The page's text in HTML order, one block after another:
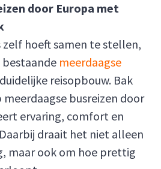
door Europa met
zelf hoeft samen te stellen,
bestaande meerdaagse
reisopbouw. Bak
meerdaagse busreizen door
ervaring, comfort en
draait het niet alleen
maar ook om hoe prettig